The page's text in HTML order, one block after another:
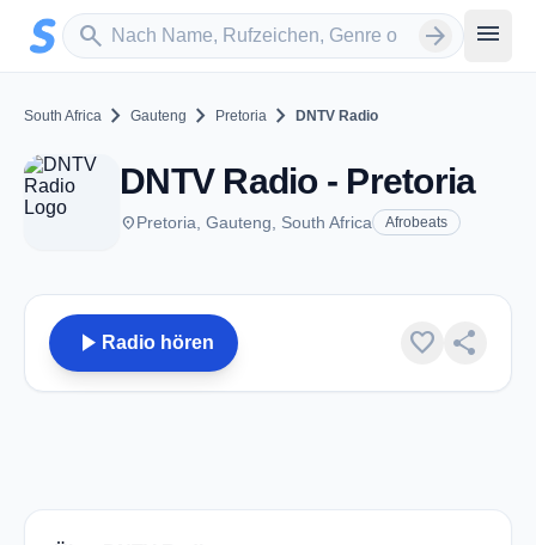
Zum Hauptinhalt springen
search
Sender suchen arrow_forward menu
South Africa chevron_right Gauteng chevron_right Pretoria chevron_right DNTV Radio
DNTV Radio - Pretoria
placePretoria, Gauteng, South Africa Afrobeats
play_arrow Radio hören favorite share